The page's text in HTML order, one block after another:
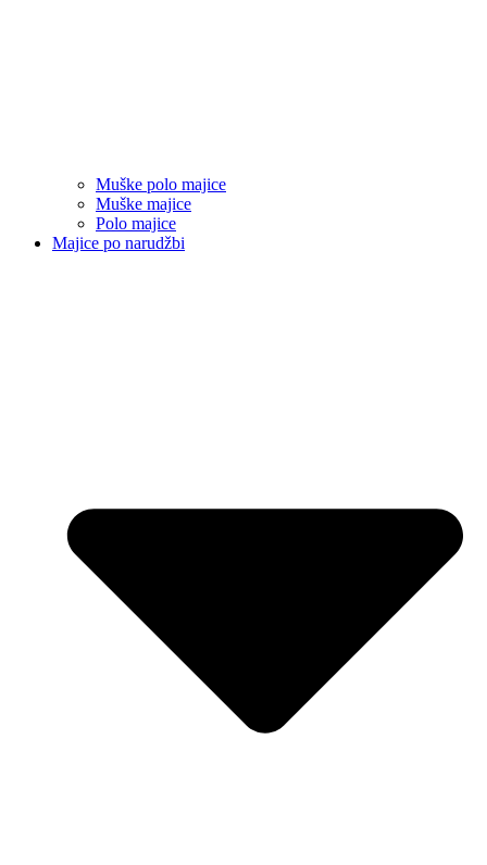
Muške polo majice
Muške majice
Polo majice
Majice po narudžbi